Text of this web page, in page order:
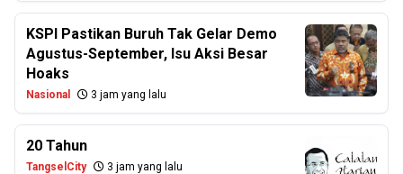
KSPI Pastikan Buruh Tak Gelar Demo
Agustus-September, Isu Aksi Besar
Hoaks
Nasional 3 jam yang lalu
20 Tahun
TangselCity 3 jam yang lalu